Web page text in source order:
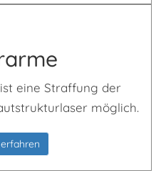
eine Straffung der
möglich.